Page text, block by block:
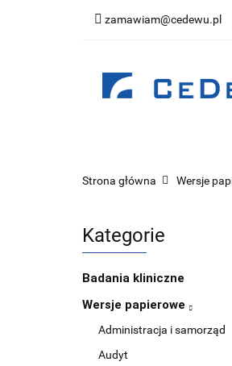
zamawiam@cedewu.pl
Strona główna Wersje
Kategorie
Badania kliniczne
Wersje papierowe
Administracja i samorząd
Audyt